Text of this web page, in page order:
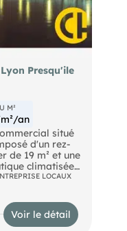
Presqu'ile
M²
an
situé
d'un rez-
de 19 m² et une
climatisée
métro à
sauf
LOCAUX
Voir le détail